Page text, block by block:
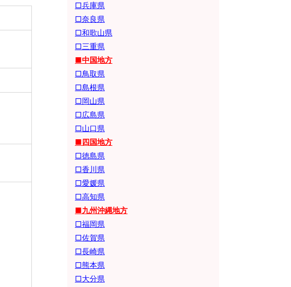
□兵庫県
□奈良県
□和歌山県
□三重県
■中国地方
□鳥取県
□島根県
□岡山県
□広島県
□山口県
■四国地方
□徳島県
□香川県
□愛媛県
□高知県
■九州沖縄地方
□福岡県
□佐賀県
□長崎県
□熊本県
□大分県